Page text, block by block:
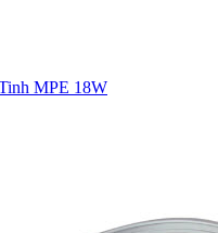
MPE 18W